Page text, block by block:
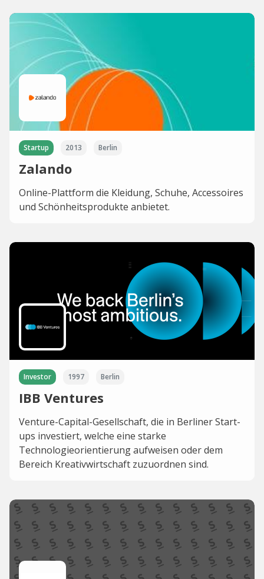
Startup 2013 Berlin
Zalando
Online-Plattform die Kleidung, Schuhe, Accessoires
und Schönheitsprodukte anbietet.
Investor 1997 Berlin
IBB Ventures
Venture-Capital-Gesellschaft, die in Berliner Start-
ups investiert, welche eine starke
Technologieorientierung aufweisen oder dem
Bereich Kreativwirtschaft zuzuordnen sind.